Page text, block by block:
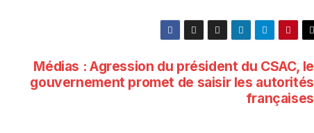
Médias : Agression du président du CSAC, le
gouvernement promet de saisir les autorités
françaises